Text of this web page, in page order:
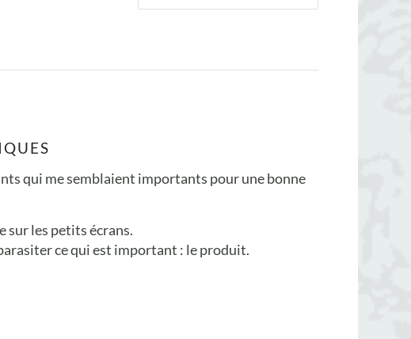
qui me semblaient importants pour une bonne
sur les petits écrans.
ce qui est important : le produit.